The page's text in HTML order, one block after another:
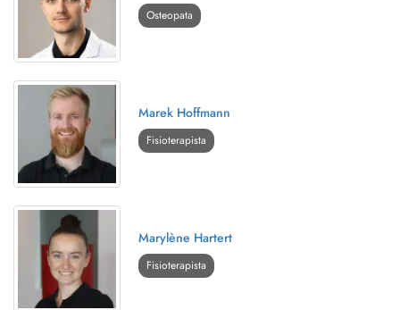
Osteopata
Marek Hoffmann
Fisioterapista
Marylène Hartert
Fisioterapista